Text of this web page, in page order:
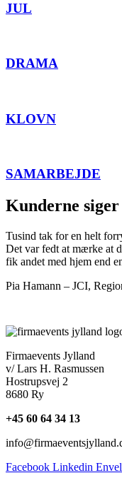
JUL
DRAMA
KLOVN
SAMARBEJDE
Kunderne siger
Tusind tak for en helt
Det var fedt at mærke at
fik andet med hjem end
Pia Hamann – JCI,
Firmaevents Jylland
v/ Lars H. Rasmussen
Hostrupsvej 2
8680 Ry
+45 60 64 34 13
Facebook Linkedin